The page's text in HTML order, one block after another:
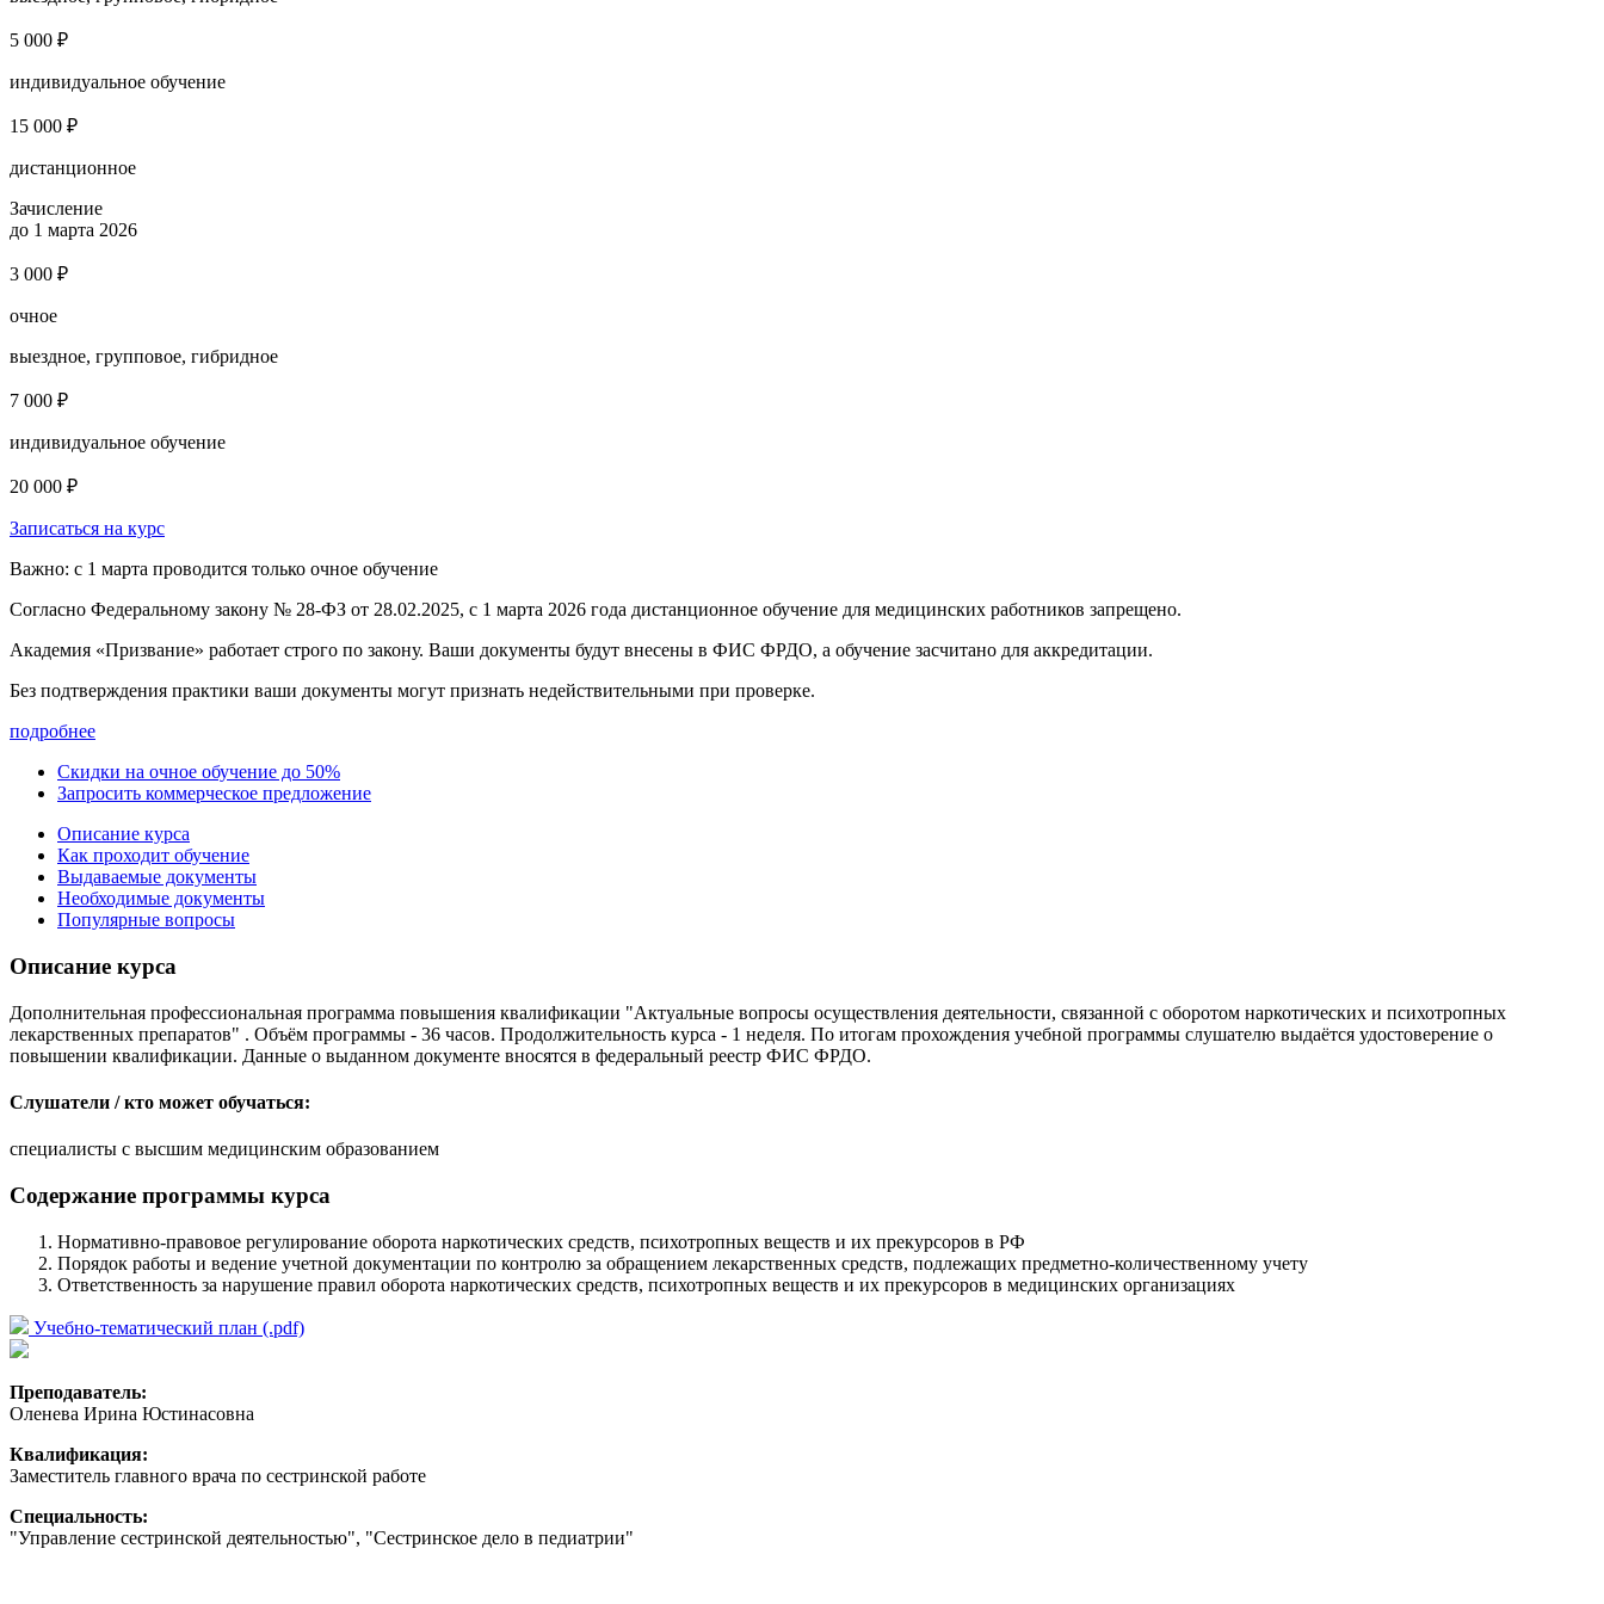
5 000 ₽
индивидуальное обучение
15 000 ₽
дистанционное
Зачисление
до 1 марта 2026
3 000 ₽
очное
выездное, групповое, гибридное
7 000 ₽
индивидуальное обучение
20 000 ₽
Записаться на курс
Важно: с 1 марта проводится только очное обучение
Согласно Федеральному закону № 28-ФЗ от 28.02.2025, с 1 марта 2026 года дистанционное обучение для медицинских работников запрещено.
Академия «Призвание» работает строго по закону. Ваши документы будут внесены в ФИС ФРДО, а обучение засчитано для аккредитации.
Без подтверждения практики ваши документы могут признать недействительными при проверке.
подробнее
Скидки на очное обучение до 50%
Запросить коммерческое предложение
Описание курса
Как проходит обучение
Выдаваемые документы
Необходимые документы
Популярные вопросы
Описание курса
Дополнительная профессиональная программа повышения квалификации "Актуальные вопросы осуществления деятельности, связанной с оборотом наркотических и психотропных
лекарственных препаратов" . Объём программы - 36 часов. Продолжительность курса - 1 неделя. По итогам прохождения учебной программы слушателю выдаётся удостоверение о
повышении квалификации. Данные о выданном документе вносятся в федеральный реестр ФИС ФРДО.
Слушатели / кто может обучаться:
специалисты с высшим медицинским образованием
Содержание программы курса
Нормативно-правовое регулирование оборота наркотических средств, психотропных веществ и их прекурсоров в РФ
Порядок работы и ведение учетной документации по контролю за обращением лекарственных средств, подлежащих предметно-количественному учету
Ответственность за нарушение правил оборота наркотических средств, психотропных веществ и их прекурсоров в медицинских организациях
Учебно-тематический план (.pdf)
Преподаватель:
Оленева Ирина Юстинасовна
Квалификация:
Заместитель главного врача по сестринской работе
Специальность:
"Управление сестринской деятельностью", "Сестринское дело в педиатрии"